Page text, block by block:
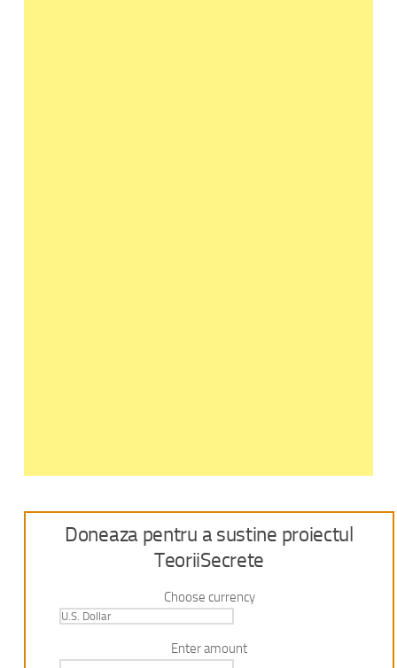
Doneaza pentru a sustine proiectul
TeoriiSecrete
Choose currency
Enter amount